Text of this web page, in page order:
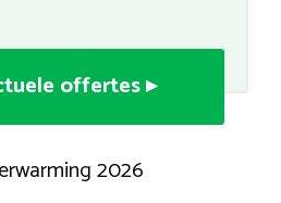
offertes ▸
2026